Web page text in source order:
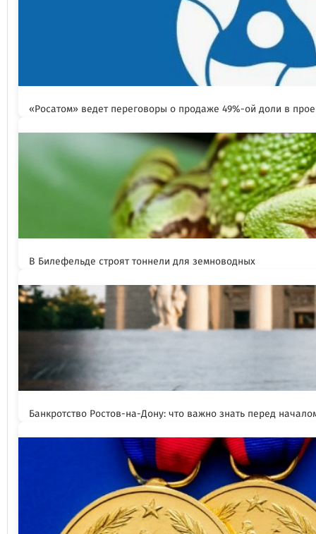
«Росатом» ведет переговоры о продаже 49%-ой доли в
В Билефельде строят тоннели для земноводных
Банкротство Ростов-на-Дону: что важно знать перед